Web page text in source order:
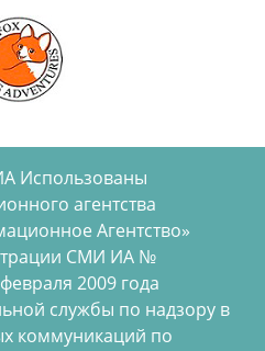
Использованы
агентства
Агентство»
СМИ ИА №
2009 года
службы по надзору в
коммуникаций по